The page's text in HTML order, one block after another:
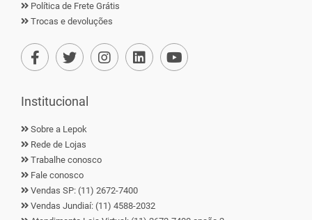
Política de Frete Grátis
Trocas e devoluções
Institucional
Sobre a Lepok
Rede de Lojas
Trabalhe conosco
Fale conosco
Vendas SP: (11) 2672-7400
Vendas Jundiaí: (11) 4588-2032